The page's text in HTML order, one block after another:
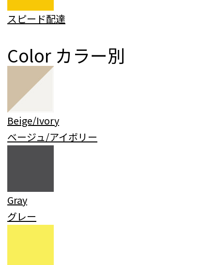
スピード配達
Color カラー別
Beige/Ivory
ベージュ/アイボリー
Gray
グレー